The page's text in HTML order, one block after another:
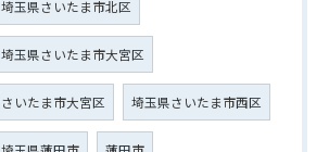
埼玉県さいたま市北区
埼玉県さいたま市大宮区
さいたま市大宮区 埼玉県さいたま市西区